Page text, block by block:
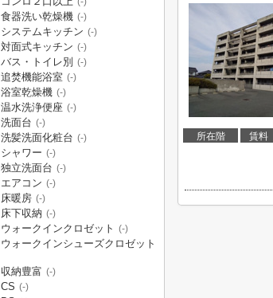
所在階 賃料
食器洗い乾燥機 (-)
システムキッチン (-)
対面式キッチン (-)
バス・トイレ別 (-)
追焚機能浴室 (-)
浴室乾燥機 (-)
温水洗浄便座 (-)
洗面台 (-)
洗髪洗面化粧台 (-)
シャワー (-)
独立洗面台 (-)
エアコン (-)
床暖房 (-)
床下収納 (-)
ウォークインクロゼット (-)
ウォークインシューズクロゼット
収納豊富 (-)
CS (-)